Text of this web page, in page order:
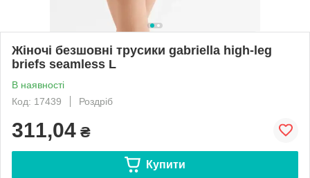
Жіночі безшовні трусики gabriella high-leg
briefs seamless L
В наявності
Код: 17439
Роздріб
311,04 ₴
Купити